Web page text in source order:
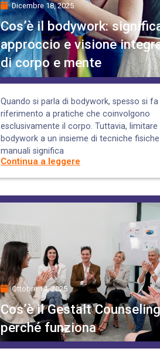
Dicembre 18, 2025
Cos’è il bodywork:
approccio e visione
di corpo e mente
Quando si parla di bodywork, spesso si fa
riferimento a pratiche che coinvolgono
esclusivamente il corpo. Tuttavia, limitare
bodywork a un insieme di tecniche
manuali significa
Continua a leggere
Ottobre 14, 2025
Cos’è il Gestalt
perché funziona